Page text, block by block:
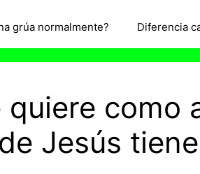
grúa normalmente? Diferencia
como
Jesús